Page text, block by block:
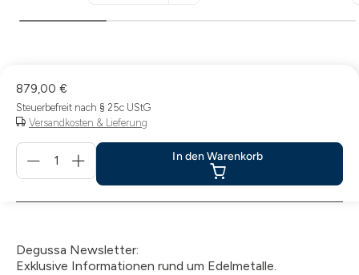
verfügbar
879,00 €
Steuerbefreit nach § 25c UStG
Versandkosten & Lieferung
In
Warenkorb
In den Warenkorb
Degussa Newsletter:
Exklusive Informationen rund um Edelmetalle.